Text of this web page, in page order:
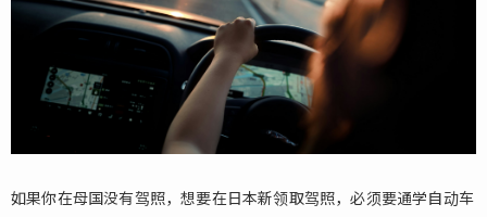
1.1.
车驾
驶学
支持的
如果你在母国没有驾照，想要在日本新领取驾照，必须要通学自动车